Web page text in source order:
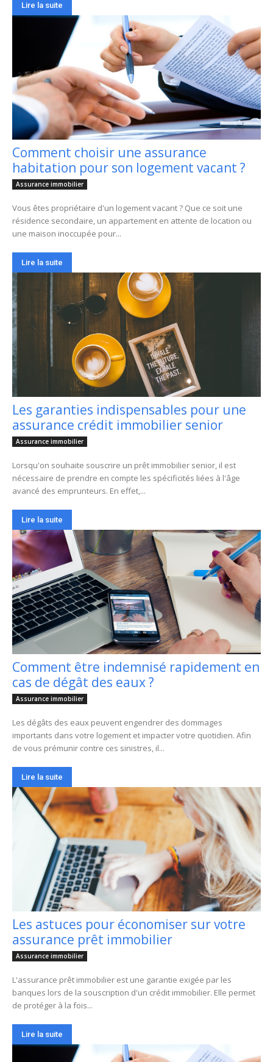
Lire la suite
Comment choisir une assurance
habitation pour son logement vacant ?
Assurance immobilier
Vous êtes propriétaire d'un logement vacant ? Que ce soit une
résidence secondaire, un appartement en attente de location ou
une maison inoccupée pour...
Lire la suite
Les garanties indispensables pour une
assurance crédit immobilier senior
Assurance immobilier
Lorsqu'on souhaite souscrire un prêt immobilier senior, il est
nécessaire de prendre en compte les spécificités liées à l'âge
avancé des emprunteurs. En effet,...
Lire la suite
Comment être indemnisé rapidement en
cas de dégât des eaux ?
Assurance immobilier
Les dégâts des eaux peuvent engendrer des dommages
importants dans votre logement et impacter votre quotidien. Afin
de vous prémunir contre ces sinistres, il...
Lire la suite
Les astuces pour économiser sur votre
assurance prêt immobilier
Assurance immobilier
L'assurance prêt immobilier est une garantie exigée par les
banques lors de la souscription d'un crédit immobilier. Elle permet
de protéger à la fois...
Lire la suite